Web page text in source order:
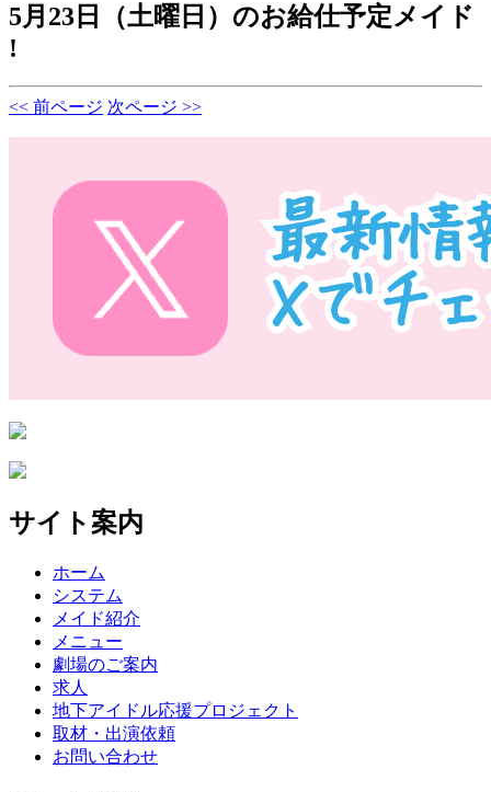
5月23日（土曜日）のお給仕予定メイド
!
<< 前ページ 次ページ >>
サイト案内
ホーム
システム
メイド紹介
メニュー
劇場のご案内
求人
地下アイドル応援プロジェクト
取材・出演依頼
お問い合わせ